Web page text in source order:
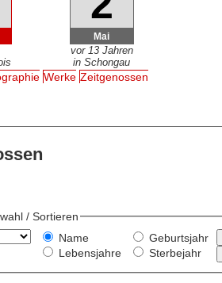
Mai
vor 13 Jahren
in Schongau
Werke Zeitgenossen
/ Sortieren
Name
Lebensjahre
Geburtsjahr
Sterbejahr